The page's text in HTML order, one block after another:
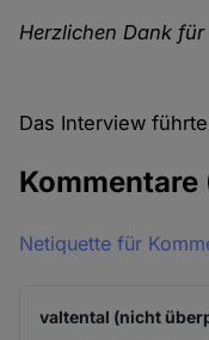
Herzlichen Dank
Das Interview
Kommentare
Netiquette für
valtental (nicht